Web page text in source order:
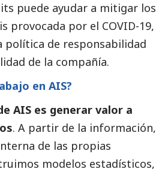
puede ayudar a mitigar los
provocada por el COVID-19,
política de responsabilidad
de la compañía.
en AIS?
AIS es generar valor a
. A partir de la información,
de las propias
modelos estadísticos,